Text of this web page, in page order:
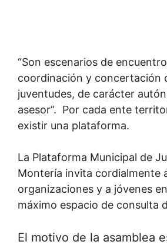
“Son escenarios de
coordinación y concertación
juventudes, de carácter
asesor”. Por cada ente
existir una plataforma.
La Plataforma Municipal de
Montería invita cordialmente
organizaciones y a jóvenes
máximo espacio de consulta
El motivo de la asamblea